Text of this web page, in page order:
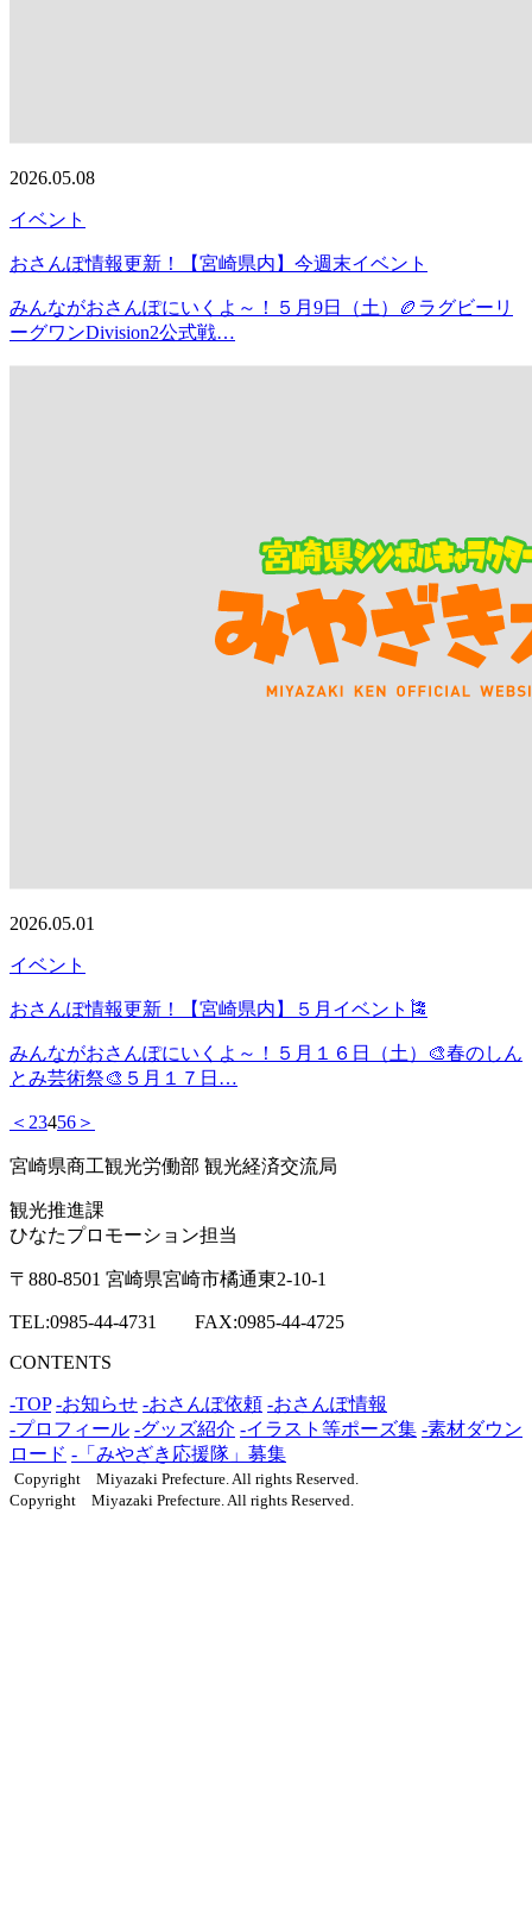
2026.05.08
イベント
おさんぽ情報更新！【宮崎県内】今週末イベント
みんながおさんぽにいくよ～！５月9日（土）🏉ラグビーリ
ーグワンDivision2公式戦…
2026.05.01
イベント
おさんぽ情報更新！【宮崎県内】５月イベント🎏
みんながおさんぽにいくよ～！５月１６日（土）🎨春のしん
とみ芸術祭🎨５月１７日…
＜ 23456 ＞
宮崎県商工観光労働部 観光経済交流局
観光推進課
ひなたプロモーション担当
〒880-8501 宮崎県宮崎市橘通東2-10-1
TEL:0985-44-4731 FAX:0985-44-4725
CONTENTS
-TOP -お知らせ -おさんぽ依頼 -おさんぽ情報
-プロフィール -グッズ紹介 -イラスト等ポーズ集 -素材ダウン
ロード -「みやざき応援隊」募集
Copyright Miyazaki Prefecture. All rights Reserved.
Copyright Miyazaki Prefecture. All rights Reserved.